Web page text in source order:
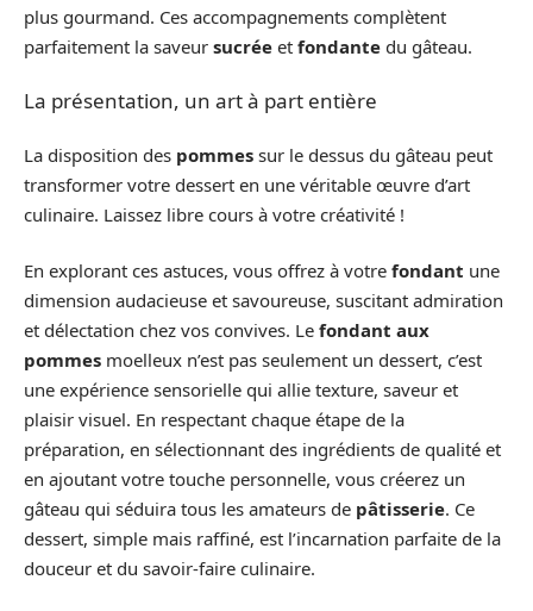
plus gourmand. Ces accompagnements complètent
parfaitement la saveur sucrée et fondante du gâteau.
La présentation, un art à part entière
La disposition des pommes sur le dessus du gâteau peut
transformer votre dessert en une véritable œuvre d’art
culinaire. Laissez libre cours à votre créativité !
En explorant ces astuces, vous offrez à votre fondant une
dimension audacieuse et savoureuse, suscitant admiration
et délectation chez vos convives. Le fondant aux
pommes moelleux n’est pas seulement un dessert, c’est
une expérience sensorielle qui allie texture, saveur et
plaisir visuel. En respectant chaque étape de la
préparation, en sélectionnant des ingrédients de qualité et
en ajoutant votre touche personnelle, vous créerez un
gâteau qui séduira tous les amateurs de pâtisserie. Ce
dessert, simple mais raffiné, est l’incarnation parfaite de la
douceur et du savoir-faire culinaire.